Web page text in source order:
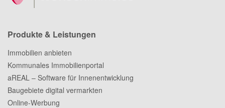
Produkte & Leistungen
Immobilien anbieten
Kommunales Immobilienportal
aREAL – Software für Innenentwicklung
Baugebiete digital vermarkten
Online-Werbung